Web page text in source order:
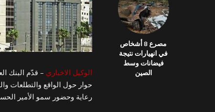
مصرع 8 أشخاص
في انهيارات نتيجة
فيضانات وسط
الصين
الوكيل الاخباري
حوار حول الواقع والتطلعات
رعاية وحضور سمو الأمير